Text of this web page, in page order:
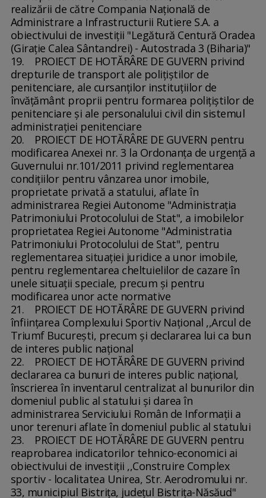
realizării de către Compania Naţională de
Administrare a Infrastructurii Rutiere S.A. a
obiectivului de investiţii "Legătură Centură Oradea
(Giraţie Calea Sântandrei) - Autostrada 3 (Biharia)"
19. PROIECT DE HOTĂRÂRE DE GUVERN privind
drepturile de transport ale poliţiştilor de
penitenciare, ale cursanţilor instituţiilor de
învăţământ proprii pentru formarea poliţiştilor de
penitenciare şi ale personalului civil din sistemul
administraţiei penitenciare
20. PROIECT DE HOTĂRÂRE DE GUVERN pentru
modificarea Anexei nr. 3 la Ordonanţa de urgenţă a
Guvernului nr.101/2011 privind reglementarea
condiţiilor pentru vânzarea unor imobile,
proprietate privată a statului, aflate în
administrarea Regiei Autonome "Administraţia
Patrimoniului Protocolului de Stat", a imobilelor
proprietatea Regiei Autonome "Administratia
Patrimoniului Protocolului de Stat", pentru
reglementarea situaţiei juridice a unor imobile,
pentru reglementarea cheltuielilor de cazare în
unele situaţii speciale, precum şi pentru
modificarea unor acte normative
21. PROIECT DE HOTĂRÂRE DE GUVERN privind
înfiinţarea Complexului Sportiv Naţional ,,Arcul de
Triumf Bucureşti, precum şi declararea lui ca bun
de interes public naţional
22. PROIECT DE HOTĂRÂRE DE GUVERN privind
declararea ca bunuri de interes public naţional,
înscrierea în inventarul centralizat al bunurilor din
domeniul public al statului şi darea în
administrarea Serviciului Român de Informaţii a
unor terenuri aflate în domeniul public al statului
23. PROIECT DE HOTĂRÂRE DE GUVERN pentru
reaprobarea indicatorilor tehnico-economici ai
obiectivului de investiţii ,,Construire Complex
sportiv - localitatea Unirea, Str. Aerodromului nr.
33, municipiul Bistriţa, judeţul Bistriţa-Năsăud"